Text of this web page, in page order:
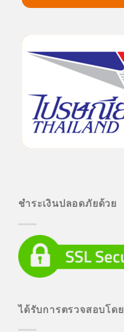
ชำระเงินปลอดภัยด้วย
ได้รับการตรวจสอบโดย